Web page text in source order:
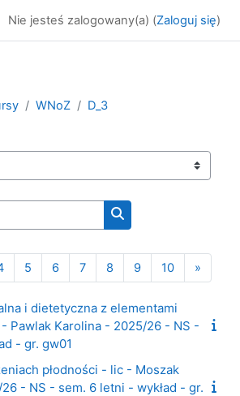
Nie jesteś zalogowany(a) (Zaloguj się)
WNoZ D_3
Wyszukaj kursy
3
Strona 4
5 Strona 5
6Strona 6
7Strona 7
8 Strona 8
9Strona 9
10Strona 10
»
i dietetyczna z elementami
Pawlak Karolina - 2025/26 - NS -
- gr. gw01
płodności - lic - Moszak
- NS - sem. 6 letni - wykład - gr.